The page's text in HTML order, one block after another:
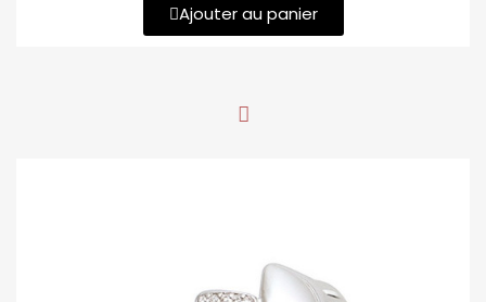
Ajouter au panier